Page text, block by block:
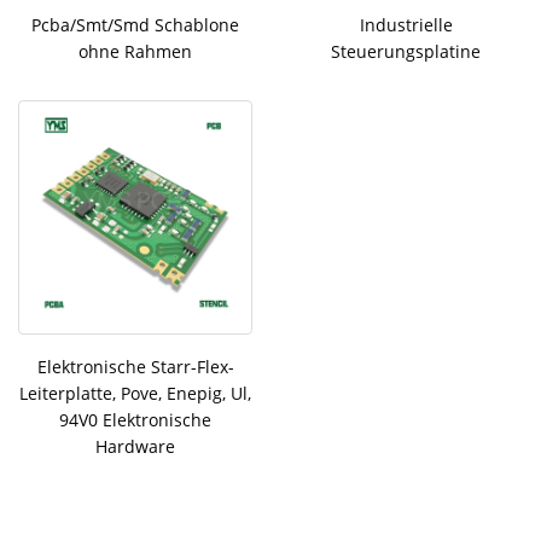
Pcba/Smt/Smd Schablone
ohne Rahmen
Industrielle
Steuerungsplatine
Elektronische Starr-Flex-
Leiterplatte, Pove, Enepig, Ul,
94V0 Elektronische
Hardware